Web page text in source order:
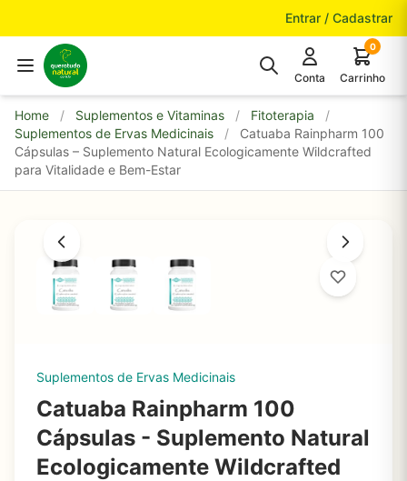
Entrar / Cadastrar
Conta
0
Carrinho
Home / Suplementos e Vitaminas / Fitoterapia
/
Suplementos de Ervas Medicinais
/
Catuaba Rainpharm 100
Cápsulas – Suplemento Natural Ecologicamente Wildcrafted
para Vitalidade e Bem-Estar
Suplementos de Ervas Medicinais
Catuaba Rainpharm 100
Cápsulas - Suplemento Natural
Ecologicamente Wildcrafted